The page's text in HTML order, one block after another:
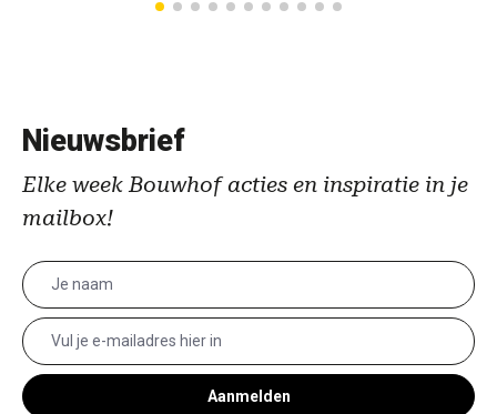
Nieuwsbrief
Elke week Bouwhof acties en inspiratie in je
mailbox!
Aanmelden